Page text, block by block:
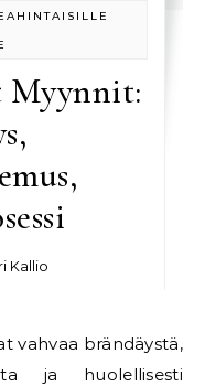
Myynnit:
Kallio
ja huolellisesti